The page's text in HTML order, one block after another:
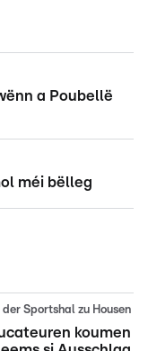
a Poubellë
méi bëlleg
Sportshal zu Housen
koumen